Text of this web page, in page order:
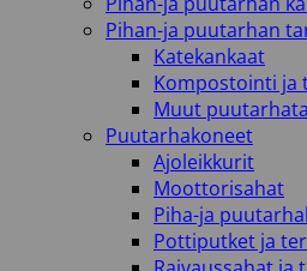
Pihan-ja puutarhan
Katekankaat
Kompostointi ja
Muut
Puutarhakoneet
Ajoleikkurit
Moottorisahat
Piha-ja
Pottiputket ja